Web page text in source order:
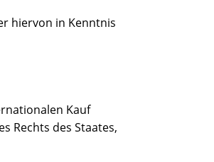
hiervon in Kenntnis
Kauf
Rechts des Staates,